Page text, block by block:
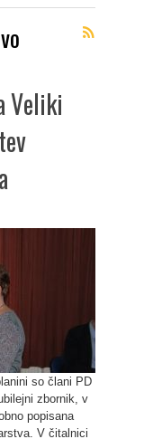
Veliki
so člani PD
zbornik, v
popisana
V čitalnici